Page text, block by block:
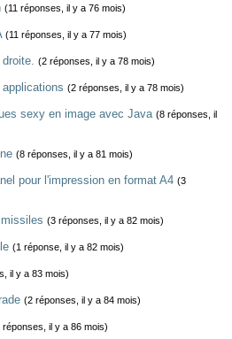
(11 réponses, il y a 76 mois)
(11 réponses, il y a 77 mois)
(2 réponses, il y a 78 mois)
(2 réponses, il y a 78 mois)
sexy en image avec Java (8 réponses, il
(8 réponses, il y a 81 mois)
pour l'impression en format A4 (3
(3 réponses, il y a 82 mois)
(1 réponse, il y a 82 mois)
il y a 83 mois)
(2 réponses, il y a 84 mois)
réponses, il y a 86 mois)